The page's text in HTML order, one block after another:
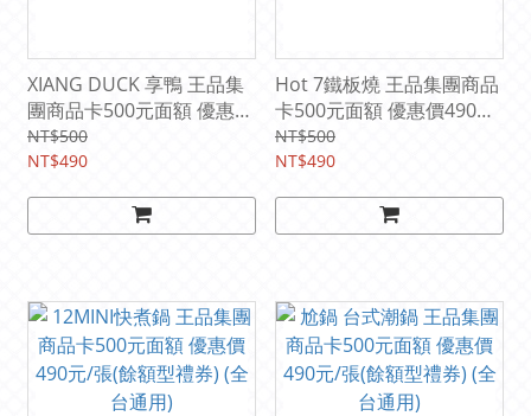
XIANG DUCK 享鴨 王品集
團商品卡500元面額 優惠價
490元/張(餘額型禮券) (全
台通用)
NT$500
NT$490
Hot 7鐵板燒 王品集團商品
卡500元面額 優惠價490元/
張(餘額型禮券) (全台通用)
NT$500
NT$490